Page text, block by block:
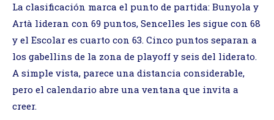
La clasificación marca el punto de partida: Bunyola y
Artà lideran con 69 puntos, Sencelles les sigue con 68
y el Escolar es cuarto con 63. Cinco puntos separan a
los gabellins de la zona de playoff y seis del liderato.
A simple vista, parece una distancia considerable,
pero el calendario abre una ventana que invita a
creer.